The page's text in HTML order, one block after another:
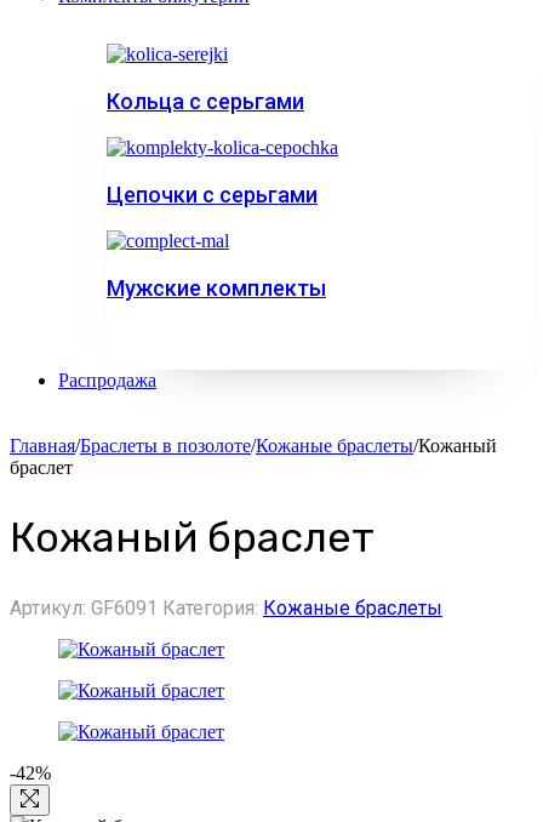
Кольца с серьгами
Цепочки с серьгами
Мужские комплекты
Распродажа
Главная/Браслеты в позолоте/Кожаные браслеты/Кожаный
браслет
Кожаный браслет
Артикул: GF6091 Категория: Кожаные браслеты
-42%